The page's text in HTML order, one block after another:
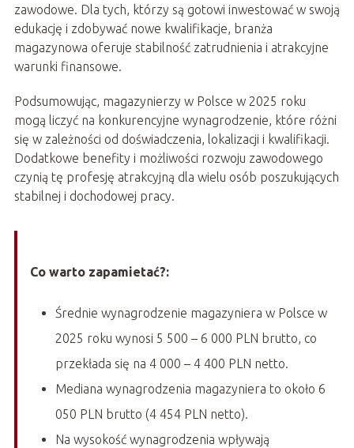
zawodowe. Dla tych, którzy są gotowi inwestować w swoją
edukację i zdobywać nowe kwalifikacje, branża
magazynowa oferuje stabilność zatrudnienia i atrakcyjne
warunki finansowe.
Podsumowując, magazynierzy w Polsce w 2025 roku
mogą liczyć na konkurencyjne wynagrodzenie, które różni
się w zależności od doświadczenia, lokalizacji i kwalifikacji.
Dodatkowe benefity i możliwości rozwoju zawodowego
czynią tę profesję atrakcyjną dla wielu osób poszukujących
stabilnej i dochodowej pracy.
Co warto zapamietać?:
Średnie wynagrodzenie magazyniera w Polsce w
2025 roku wynosi 5 500 – 6 000 PLN brutto, co
przekłada się na 4 000 – 4 400 PLN netto.
Mediana wynagrodzenia magazyniera to około 6
050 PLN brutto (4 454 PLN netto).
Na wysokość wynagrodzenia wpływają